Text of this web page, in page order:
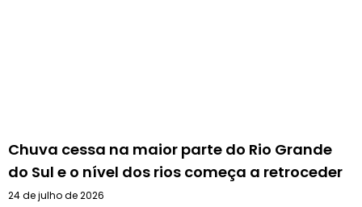
Chuva cessa na maior parte do Rio Grande
do Sul e o nível dos rios começa a retroceder
24 de julho de 2026